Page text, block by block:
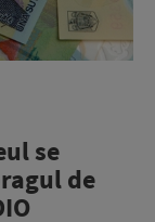
se
de